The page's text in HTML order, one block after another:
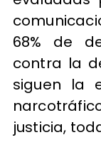
68% de
contra la
siguen la
justicia,